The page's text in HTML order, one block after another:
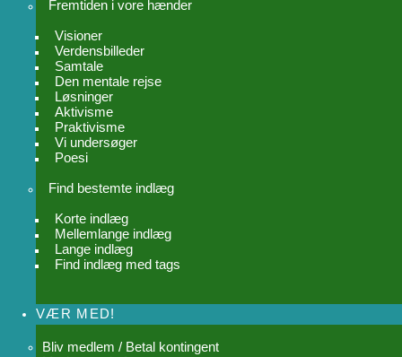
Fremtiden i vore hænder
Visioner
Verdensbilleder
Samtale
Den mentale rejse
Løsninger
Aktivisme
Praktivisme
Vi undersøger
Poesi
Find bestemte indlæg
Korte indlæg
Mellemlange indlæg
Lange indlæg
Find indlæg med tags
VÆR MED!
Bliv medlem / Betal kontingent